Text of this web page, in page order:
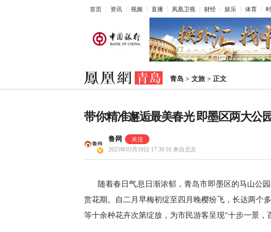
首页 资讯 视频 直播 凤凰卫视 财经 娱乐 体育
青岛 > 文旅 > 正文
带你精准邂逅最美春光 即墨区两大公
鲁网
2025年03月10日 17:30:10 来自北京
随着春日气息日渐浓郁，青岛市即墨区的马山公
赏花期。自二月早梅初绽至四月晚樱纷飞，长达两个
等十余种花卉次第绽放，为市民游客呈现"十步一景，